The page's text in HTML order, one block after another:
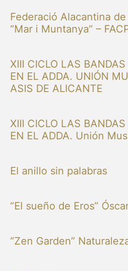
Federació Alacantina
“Mar i Muntanya” –
XIII CICLO LAS
EN EL ADDA. UNIÓN
ASIS DE ALICANTE
XIII CICLO LAS
EN EL ADDA. Unión
El anillo sin palabras
“El sueño de Eros”
“Zen Garden”